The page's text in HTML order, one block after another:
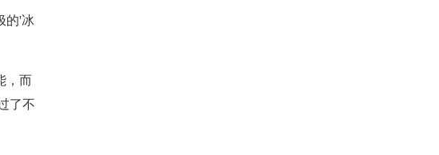
的'冰
，而
了不